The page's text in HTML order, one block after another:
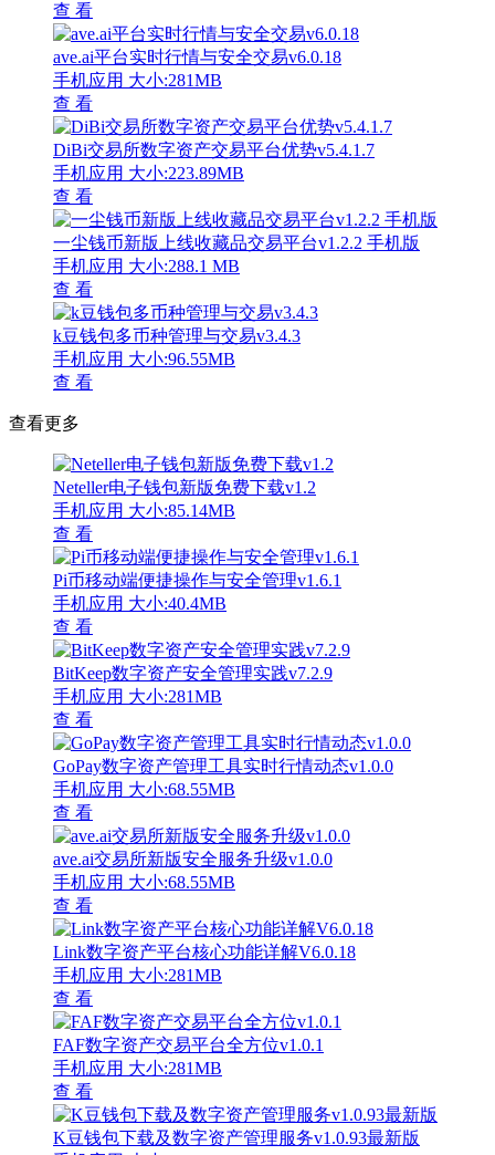
查 看
ave.ai平台实时行情与安全交易v6.0.18
手机应用 大小:281MB
查 看
DiBi交易所数字资产交易平台优势v5.4.1.7
手机应用 大小:223.89MB
查 看
一尘钱币新版上线收藏品交易平台v1.2.2 手机版
手机应用 大小:288.1 MB
查 看
k豆钱包多币种管理与交易v3.4.3
手机应用 大小:96.55MB
查 看
查看更多
Neteller电子钱包新版免费下载v1.2
手机应用 大小:85.14MB
查 看
Pi币移动端便捷操作与安全管理v1.6.1
手机应用 大小:40.4MB
查 看
BitKeep数字资产安全管理实践v7.2.9
手机应用 大小:281MB
查 看
GoPay数字资产管理工具实时行情动态v1.0.0
手机应用 大小:68.55MB
查 看
ave.ai交易所新版安全服务升级v1.0.0
手机应用 大小:68.55MB
查 看
Link数字资产平台核心功能详解V6.0.18
手机应用 大小:281MB
查 看
FAF数字资产交易平台全方位v1.0.1
手机应用 大小:281MB
查 看
K豆钱包下载及数字资产管理服务v1.0.93最新版